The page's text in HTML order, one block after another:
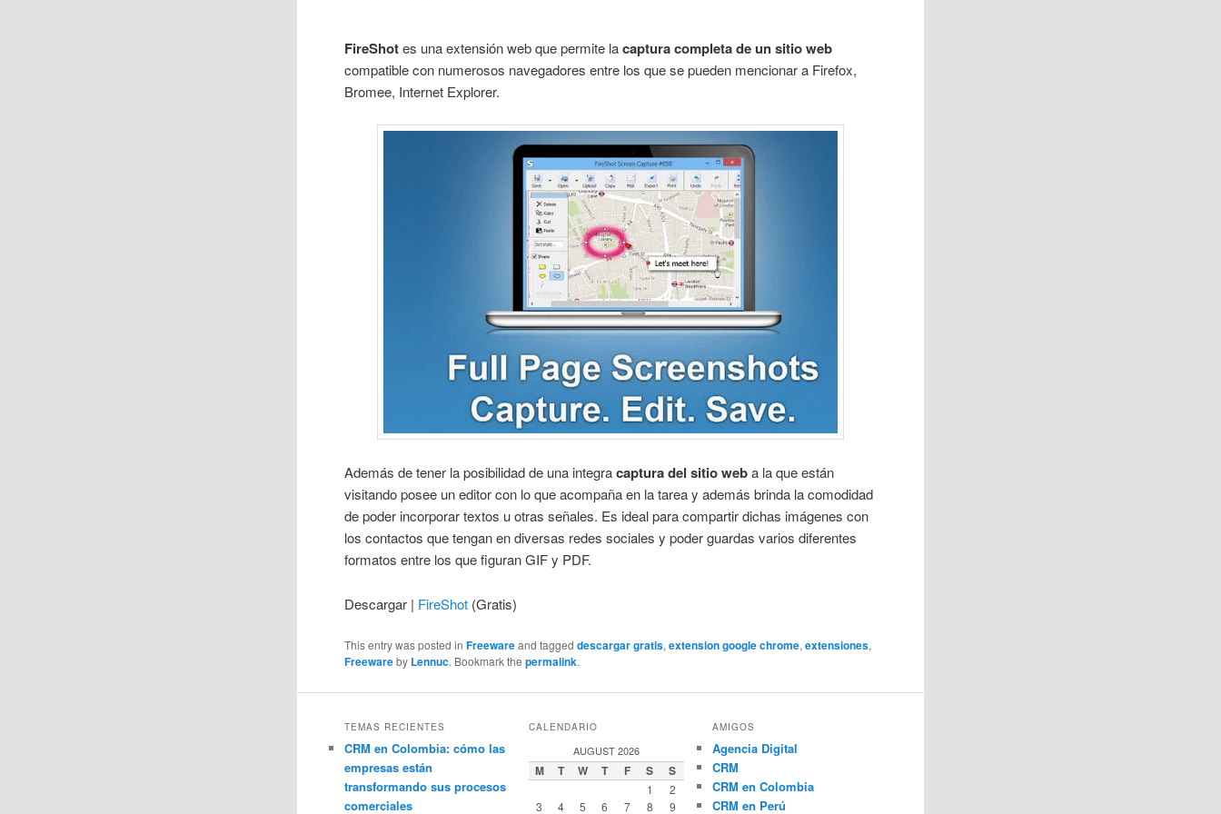
FireShotes una extensión web que permite lacaptura completa de un sitio web
compatible con numerosos navegadores entre los que se pueden mencionar a Firefox,
Bromee, Internet Explorer.
Además de tener la posibilidad de una integracaptura del sitio weba la que están
visitando posee un editor con lo que acompaña en la tarea y además brinda la comodidad
de poder incorporar textos u otras señales. Es ideal para compartir dichas imágenes con
los contactos que tengan en diversas redes sociales y poder guardas varios diferentes
formatos entre los que figuran GIF y PDF.
Descargar | FireShot (Gratis)
This entry was posted inFreewareand taggeddescargar gratis,extension google chrome,extensiones,
Freewareby Lennuc. Bookmark thepermalink.
TEMAS RECIENTES
CRM en Colombia: cómo las
empresas están
transformando sus procesos
comerciales
CALENDARIO
AUGUST 2026
M T W T F S S
1
2
3
4 5 6 7 8 9
AMIGOS
Agencia Digital
CRM
CRM en Colombia
CRM en Perú